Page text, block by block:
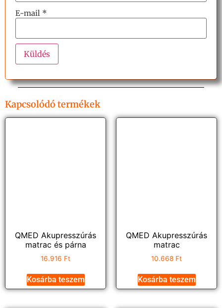
E-mail *
Kapcsolódó termékek
QMED Akupresszúrás
matrac és párna
16.916 Ft
Kosárba teszem
QMED Akupresszúrás
matrac
10.668 Ft
Kosárba teszem